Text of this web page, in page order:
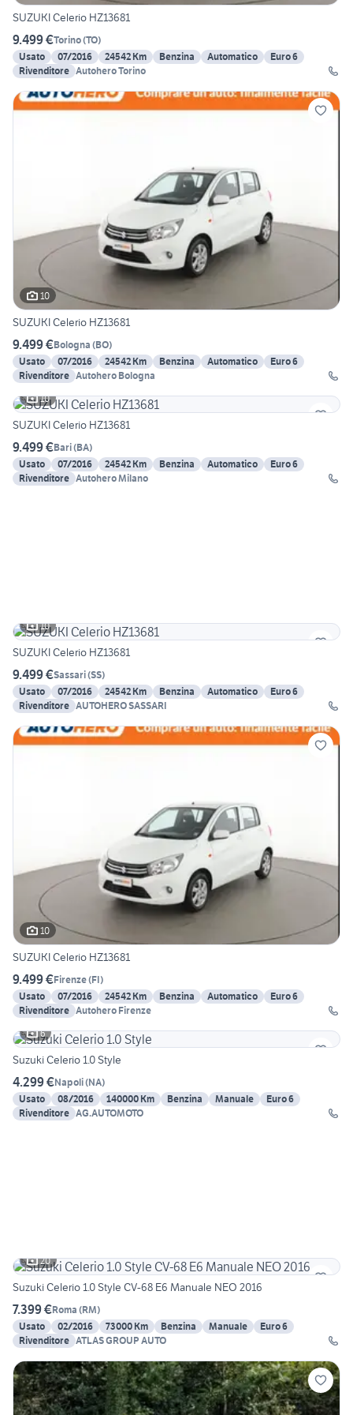
SUZUKI Celerio HZ13681
9.499 €Torino(TO)
Usato
07/2016 24542 Km Benzina Automatico
Euro 6
Rivenditore Autohero Torino
10
SUZUKI Celerio HZ13681
9.499 €Bologna (BO)
Usato
07/2016 24542 Km Benzina Automatico
Euro 6
Rivenditore Autohero Bologna
10
SUZUKI Celerio HZ13681
9.499 €Bari(BA)
Usato
07/2016 24542 Km Benzina Automatico
Euro 6
Rivenditore Autohero Milano
10
SUZUKI Celerio HZ13681
9.499 €Sassari(SS)
Usato
07/2016 24542 Km Benzina Automatico
Euro 6
Rivenditore AUTOHERO SASSARI
10
SUZUKI Celerio HZ13681
9.499 €Firenze(FI)
Usato
07/2016 24542 Km Benzina Automatico
Euro 6
Rivenditore Autohero Firenze
6
Suzuki Celerio 1.0 Style
4.299 €Napoli(NA)
Usato
08/2016 140000 Km Benzina Manuale
Euro 6
Rivenditore AG.AUTOMOTO
20
Suzuki Celerio 1.0 Style CV-68 E6 Manuale NEO 2016
7.399 €Roma (RM)
Usato
02/2016 73000 Km Benzina Manuale
Euro 6
Rivenditore ATLAS GROUP AUTO